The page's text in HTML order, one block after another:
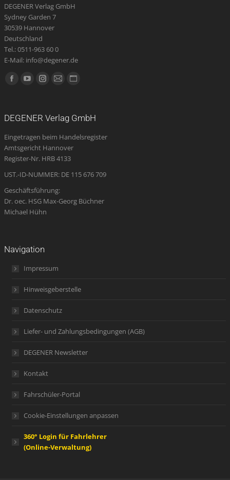
DEGENER Verlag GmbH
Sydney Garden 7
30539 Hannover
Deutschland
Tel.: 0511-963 60 0
E-Mail: info@degener.de
Finden Sie uns auf:
Facebook
new
window
YouTube
new
window
Instagram
new
window
E-
opens
in
new
Website
new
DEGENER Verlag GmbH
Eingetragen beim Handelsregister
Amtsgericht Hannover
Register-Nr. HRB 4133
UST.-ID-NUMMER: DE 115 676 709
Geschäftsführung:
Dr. oec. HSG Max-Georg Büchner
Michael Hühn
Navigation
Impressum
Hinweisgeberstelle
Datenschutz
Liefer- und Zahlungsbedingungen (AGB)
DEGENER Newsletter
Kontakt
Fahrschüler-Portal
Cookie-Einstellungen anpassen
360° Login für Fahrlehrer
(Online-Verwaltung)